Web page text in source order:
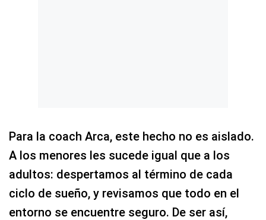
Para la coach Arca, este hecho no es aislado.
A los menores les sucede igual que a los
adultos: despertamos al término de cada
ciclo de sueño, y revisamos que todo en el
entorno se encuentre seguro. De ser así,